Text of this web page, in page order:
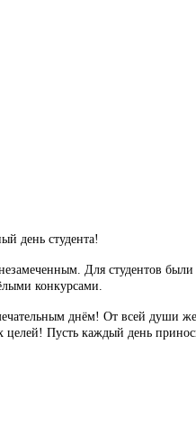
день студента!
Для студентов были
конкурсами.
днём! От всей души
целей! Пусть каждый день